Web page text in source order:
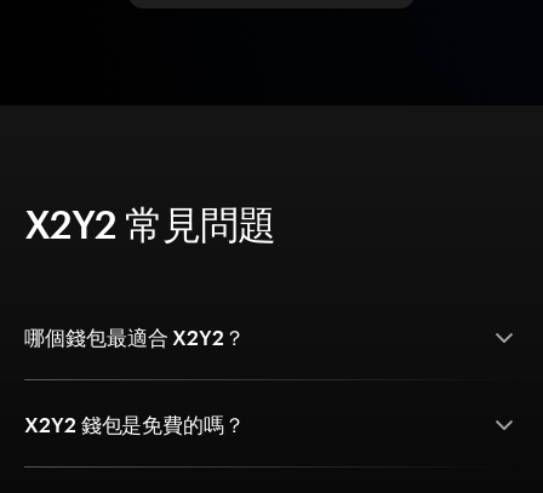
X2Y2 常見問題
哪個錢包最適合 X2Y2？
X2Y2 錢包是免費的嗎？